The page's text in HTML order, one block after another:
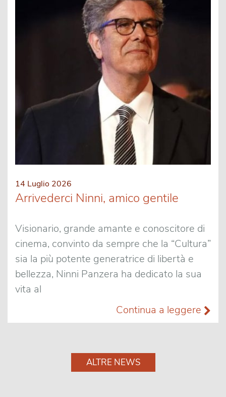
14 Luglio 2026
Arrivederci Ninni, amico gentile
Visionario, grande amante e conoscitore di
cinema, convinto da sempre che la “Cultura”
sia la più potente generatrice di libertà e
bellezza, Ninni Panzera ha dedicato la sua
vita al
Continua a leggere
ALTRE NEWS